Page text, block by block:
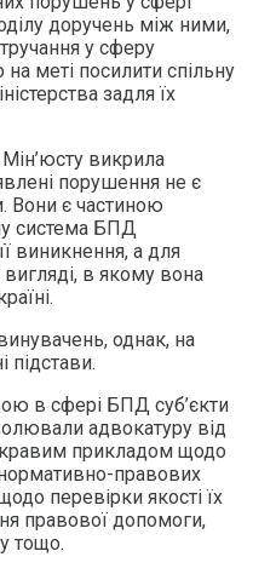
доручень між ними,
у сферу
меті посилити спільну
задля їх
викрила
порушення не є
Вони є частиною
система БПД
виникнення, а для
в якому вона
однак, на
підстави.
в сфері БПД суб’єкти
адвокатуру від
прикладом щодо
правових
перевірки якості їх
правової допомоги,
тощо.